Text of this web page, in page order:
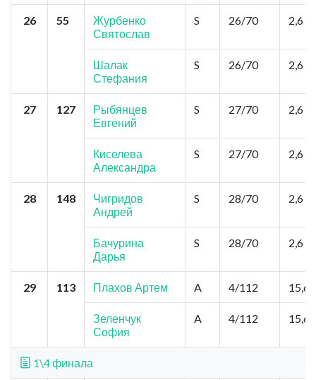
26 55
Журбенко
Святослав
S 26/70 2,6
Шалак
Стефания
S 26/70 2,6
27 127
Рыбянцев
Евгений
S 27/70 2,6
Киселева
Александра
S 27/70 2,6
28 148
Чигридов
Андрей
S 28/70 2,6
Бачурина
Дарья
S 28/70 2,6
29 113 Плахов Артем A 4/112 15,6
Зеленчук
София
A 4/112 15,6
1\4 финала